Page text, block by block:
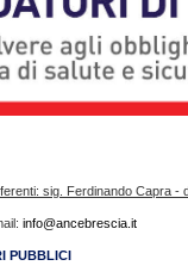
sig. Ferdinando Capra -
info@ancebrescia.it
PUBBLICI